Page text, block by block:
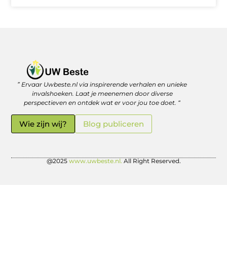
” Ervaar Uwbeste.nl via inspirerende verhalen en unieke
invalshoeken. Laat je meenemen door diverse
perspectieven en ontdek wat er voor jou toe doet. “
Wie zijn wij? Blog publiceren
@2025 www.uwbeste.nl. All Right Reserved.